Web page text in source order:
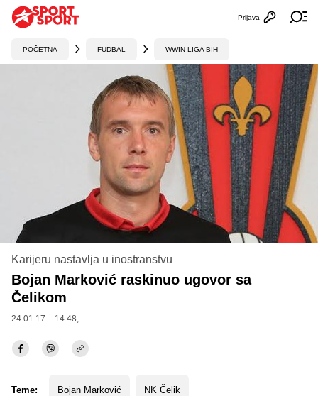
Otvori
Prijava
POČETNA FUDBAL WWIN LIGA BIH
Karijeru nastavlja u inostranstvu
Bojan Marković raskinuo ugovor sa
Čelikom
24.01.17. - 14:48,
Teme: Bojan Marković NK Čelik